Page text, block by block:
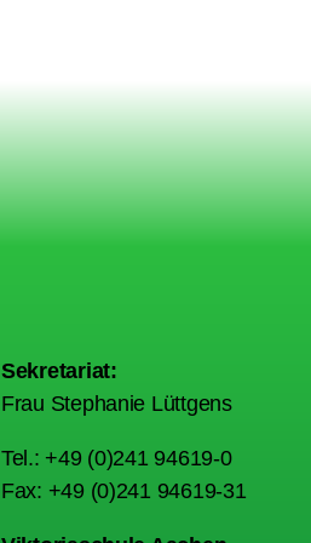
Sekretariat:
Frau Stephanie Lüttgens
Tel.: +49 (0)241 94619-0
Fax: +49 (0)241 94619-31